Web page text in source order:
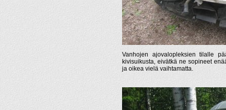
Vanhojen ajovalopleksien tilalle
kivisuikusta, eivätkä ne sopineet
ja oikea vielä vaihtamatta.